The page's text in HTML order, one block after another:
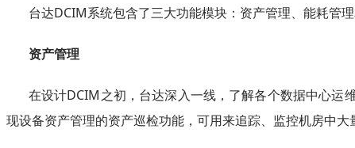
台达DCIM系统包含了三大功能模块：资产管理、能耗管理
资产管理
在设计DCIM之初，台达深入一线，了解各个数据中心运
现设备资产管理的资产巡检功能，可用来追踪、监控机房中大